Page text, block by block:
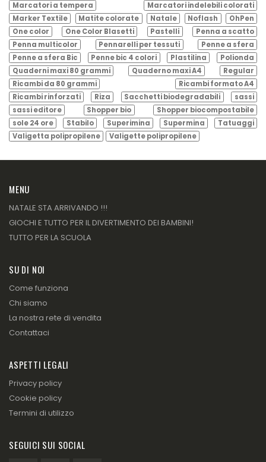
Marcatori a tempera
Marcatori indelebili colorati
Marker Textile
Matite colorate Natale Noflash
OhPen
One color
One Color Blasetti Pastelli
Penna a scatto
Penna multicolor
Pennarelli per tessuti
Penne a sfera
Penne a sfera Bic
Penne bic 4 colori Plastilina
Polionda
Quaderni maxi 80 grammi
Quaderno maxi A4
Regular
Ricambi da 80 grammi
Ricambi formato A4
Ricambi rinforzati
Riza Sacchetti biodegradabili
sassi
sassi editore
Shopper bio
Shopper biocompostabile
sole 24 ore
Stabilo Superimina Supermina
Tatuaggi
Valigetta polipropilene
Valigette polipropilene
MENU
NATALE STA ARRIVANDO !!!
GIOCHI E TUTTO PER IL DIVERTIMENTO DEI BAMBINI!
TUTTO PER LA SCUOLA
SU DI NOI
Come funziona
Chi siamo
La nostra rete di vendita
Contattaci
ASPETTI LEGALI
Privacy policy
Cookie policy
Termini di utilizzo
SEGUICI SUI SOCIAL